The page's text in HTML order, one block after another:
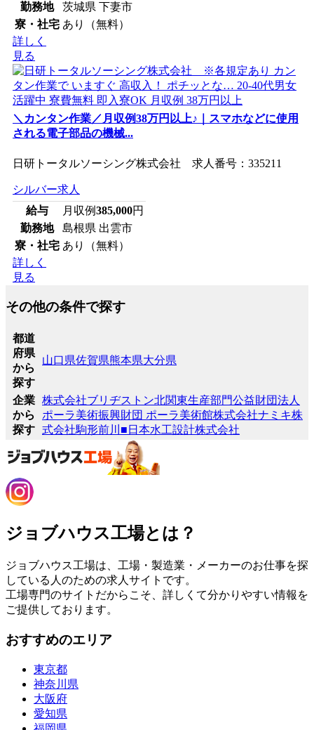
勤務地
茨城県 下妻市
寮・社宅 あり（無料）
詳しく
見る
＼カンタン作業／月収例38万円以上♪｜スマホなどに使用
される電子部品の機械...
日研トータルソーシング株式会社 求人番号：335211
シルバー求人
給与
月収例385,000円
勤務地
島根県 出雲市
寮・社宅 あり（無料）
詳しく
見る
その他の条件で探す
都道
府県
から
探す
山口県佐賀県熊本県大分県
企業
から
探す
株式会社ブリヂストン北関東生産部門公益財団法人
ポーラ美術振興財団 ポーラ美術館株式会社ナミキ株
式会社駒形前川 ■日本水工設計株式会社
ジョブハウス工場とは？
ジョブハウス工場は、工場・製造業・メーカーのお仕事を探
している人のための求人サイトです。
工場専門のサイトだからこそ、詳しくて分かりやすい情報を
ご提供しております。
おすすめのエリア
東京都
神奈川県
大阪府
愛知県